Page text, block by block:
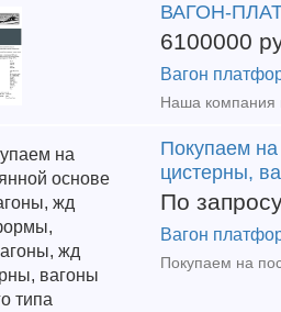
ВАГОН-
6100000
Вагон
Покупаем
цистерны,
По
Вагон